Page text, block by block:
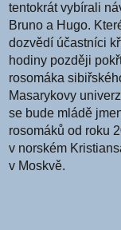
tentokrát vybírali
Bruno a Hugo.
dozvědí účastníci
hodiny později
rosomáka
Masarykovy
se bude mládě
rosomáků od roku
v norském
v Moskvě.